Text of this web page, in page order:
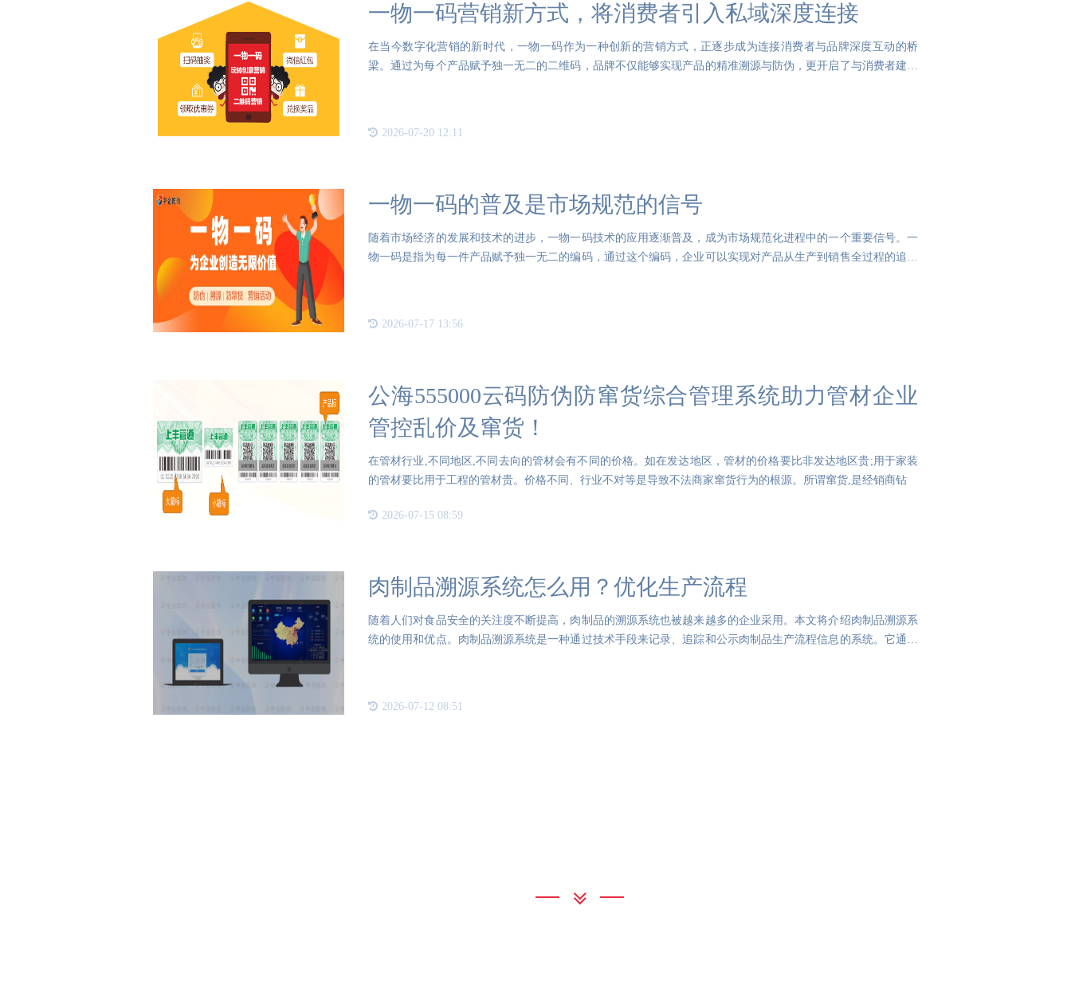
一物一码营销新方式，将消费者引入私域深度连接
在当今数字化营销的新时代，一物一码作为一种创新的营销方式，正逐步成为连接消费者与品牌深度互动的桥
梁。通过为每个产品赋予独一无二的二维码，品牌不仅能够实现产品的精准溯源与防伪，更开启了与消费者建立
2026-07-20 12:11
一物一码的普及是市场规范的信号
随着市场经济的发展和技术的进步，一物一码技术的应用逐渐普及，成为市场规范化进程中的一个重要信号。一
物一码是指为每一件产品赋予独一无二的编码，通过这个编码，企业可以实现对产品从生产到销售全过程的追溯
2026-07-17 13:56
公海555000云码防伪防窜货综合管理系统助力管材企业
管控乱价及窜货！
在管材行业,不同地区,不同去向的管材会有不同的价格。如在发达地区，管材的价格要比非发达地区贵;用于家装
的管材要比用于工程的管材贵。价格不同、行业不对等是导致不法商家窜货行为的根源。所谓窜货,是经销商钻
2026-07-15 08:59
肉制品溯源系统怎么用？优化生产流程
随着人们对食品安全的关注度不断提高，肉制品的溯源系统也被越来越多的企业采用。本文将介绍肉制品溯源系
统的使用和优点。肉制品溯源系统是一种通过技术手段来记录、追踪和公示肉制品生产流程信息的系统。它通过
2026-07-12 08:51